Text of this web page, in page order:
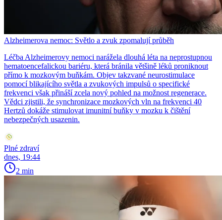
Alzheimerova nemoc: Světlo a zvuk zpomalují průběh
Léčba Alzheimerovy nemoci narážela dlouhá léta na neprostupnou
hematoencefalickou bariéru, která bránila většině léků proniknout
přímo k mozkovým buňkám. Objev takzvané neurostimulace
pomocí blikajícího světla a zvukových impulsů o specifické
frekvenci však přináší zcela nový pohled na možnost regenerace.
Vědci zjistili, že synchronizace mozkových vln na frekvenci 40
Hertzů dokáže stimulovat imunitní buňky v mozku k čištění
nebezpečných usazenin.
Plné zdraví
dnes, 19:44
2 min